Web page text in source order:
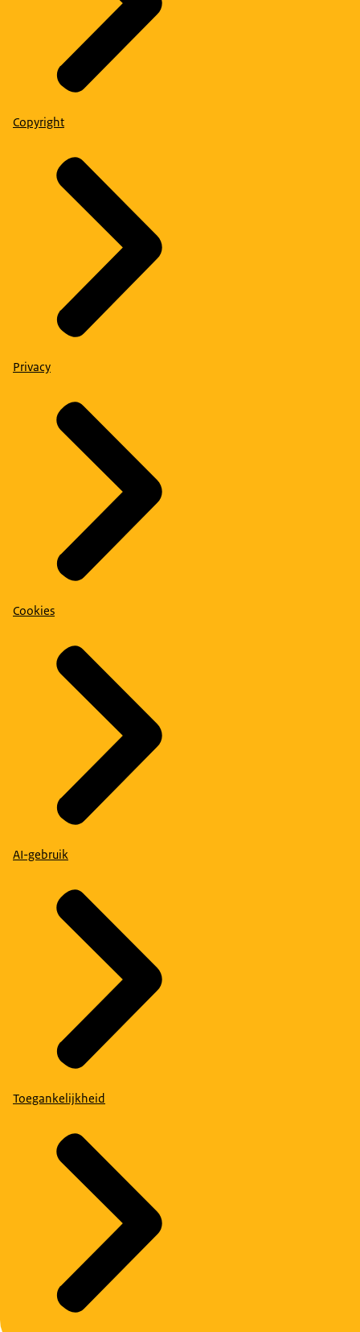
Copyright
Privacy
Cookies
AI-gebruik
Toegankelijkheid